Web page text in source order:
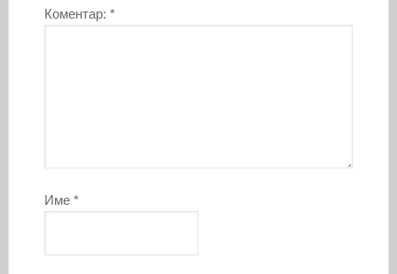
Коментар: *
Име *